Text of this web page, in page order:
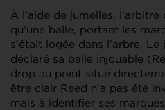
À l’aide de jumelles, l’arbitre
qu’une balle, portant les
s’était logée dans l’arbre.
déclaré sa balle injouable
drop au point situé
être clair Reed n’a pas été
mais à identifier ses